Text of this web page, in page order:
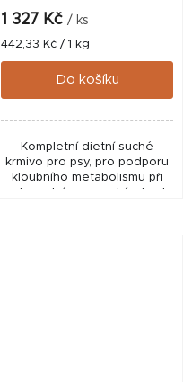
1 327 Kč / ks
Měrná
cena:
442,33 Kč / 1 kg
Do košíku
Kompletní dietní suché
krmivo pro psy, pro podporu
kloubního metabolismu při
osteoartróze, vysoký obsah